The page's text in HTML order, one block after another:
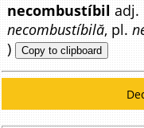
necombustíbil
necombustíbilă, pl.
) Copy to clipboard